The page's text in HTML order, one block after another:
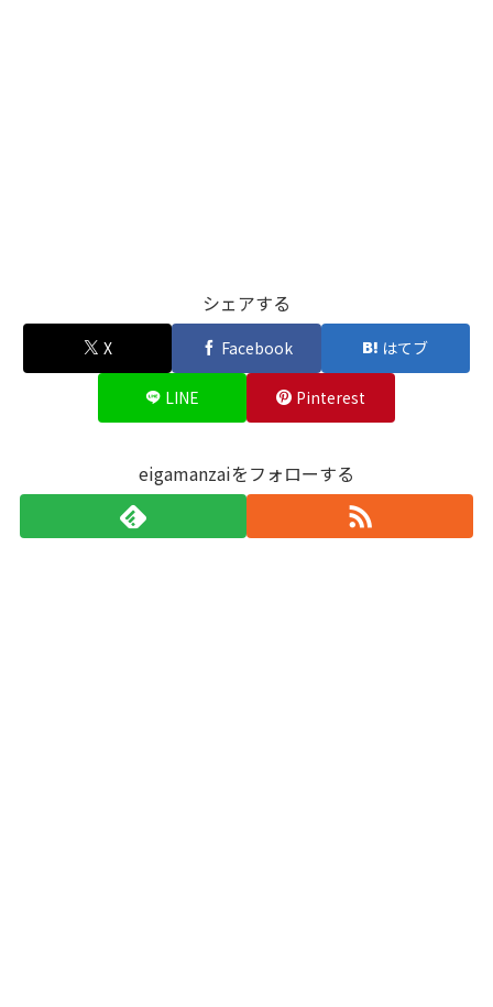
シェアする
X Facebook はてブ
LINE Pinterest
eigamanzaiをフォローする